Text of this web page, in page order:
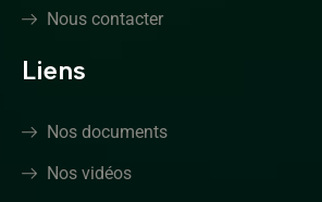
Nous contacter
Liens
Nos documents
Nos vidéos